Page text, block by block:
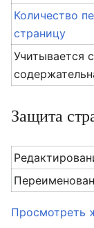
Количество
страницу
Учитывается
Защита
Просмотреть